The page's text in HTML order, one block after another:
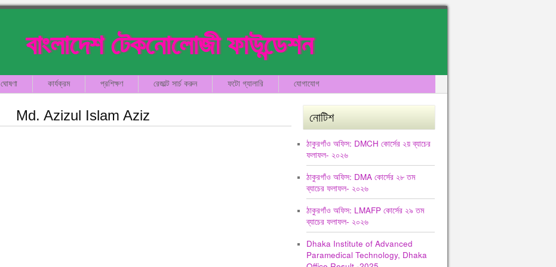
বাংলাদেশ টেকনোলোজী ফাউন্ডেশন
ঘোষণা কার্যক্রম প্রশিক্ষণ রেজাল্ট সার্চ করুন ফটো গ্যালারি যোগাযোগ
Md. Azizul Islam Aziz নোটিশ
ঠাকুরগাঁও অফিস: DMCH কোর্সের ২য় ব্যাচের
ফলাফল- ২০২৬
ঠাকুরগাঁও অফিস: DMA কোর্সের ২৮ তম
ব্যাচের ফলাফল- ২০২৬
ঠাকুরগাঁও অফিস: LMAFP কোর্সের ২৯ তম
ব্যাচের ফলাফল- ২০২৬
Dhaka Institute of Advanced
Paramedical Technology, Dhaka